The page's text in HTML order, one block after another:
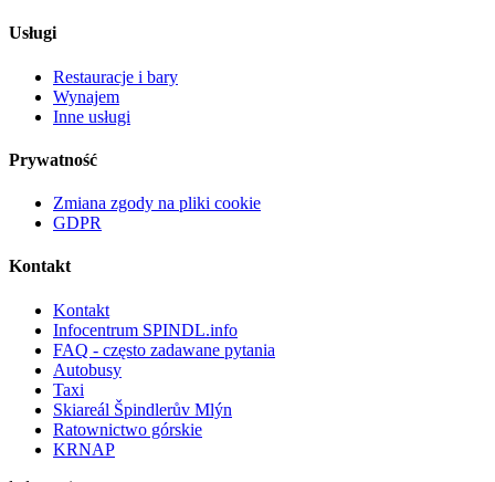
Usługi
Restauracje i bary
Wynajem
Inne usługi
Prywatność
Zmiana zgody na pliki cookie
GDPR
Kontakt
Kontakt
Infocentrum SPINDL.info
FAQ - często zadawane pytania
Autobusy
Taxi
Skiareál Špindlerův Mlýn
Ratownictwo górskie
KRNAP